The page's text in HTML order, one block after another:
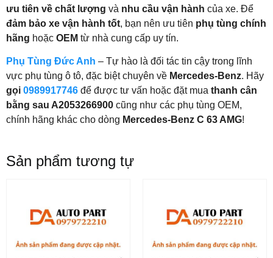
ưu tiên về chất lượng và nhu cầu vận hành của xe. Để
đảm bảo xe vận hành tốt, bạn nên ưu tiên phụ tùng chính
hãng hoặc OEM từ nhà cung cấp uy tín.
Phụ Tùng Đức Anh – Tự hào là đối tác tin cậy trong lĩnh
vực phụ tùng ô tô, đặc biệt chuyên về Mercedes-Benz. Hãy
gọi 0989917746 để được tư vấn hoặc đặt mua thanh cân
bằng sau A2053266900 cũng như các phụ tùng OEM,
chính hãng khác cho dòng Mercedes-Benz C 63 AMG!
Sản phẩm tương tự